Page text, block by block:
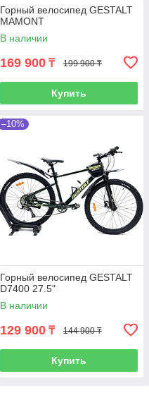
Горный велосипед GESTALT
MAMONT
В наличии
169 900 ₸ 199 900 ₸
Купить
–10%
Горный велосипед GESTALT
D7400 27.5"
В наличии
129 900 ₸ 144 900 ₸
Купить